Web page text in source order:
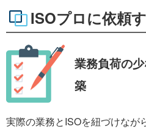
ISOプロに依頼
業務負荷の
築
実際の業務とISOを紐づけなが